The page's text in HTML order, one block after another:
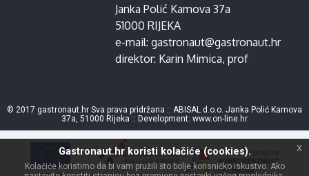
Janka Polić Kamova 37a
51000 RIJEKA
e-mail: gastronaut@gastronaut.hr
direktor: Karin Mimica, prof
© 2017 gastronaut.hr Sva prava pridržana :: ABISAL d.o.o. Janka Polić Kamova
37a, 51000 Rijeka :: Development: www.on-line.hr
Gastronaut.hr koristi kolačiće (cookies).
Kolačiće koristimo da bi vam pružili što bolje korisničko iskustvo. Ako
x